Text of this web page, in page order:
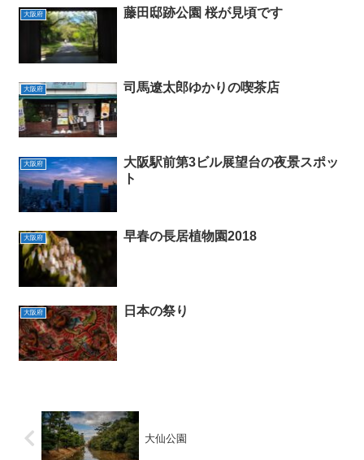
大阪府 藤田邸跡公園 桜が見頃です
大阪府 司馬遼太郎ゆかりの喫茶店
大阪府
大阪駅前第3ビル展望台の夜景スポッ
ト
大阪府 早春の長居植物園2018
大阪府 日本の祭り
大仙公園